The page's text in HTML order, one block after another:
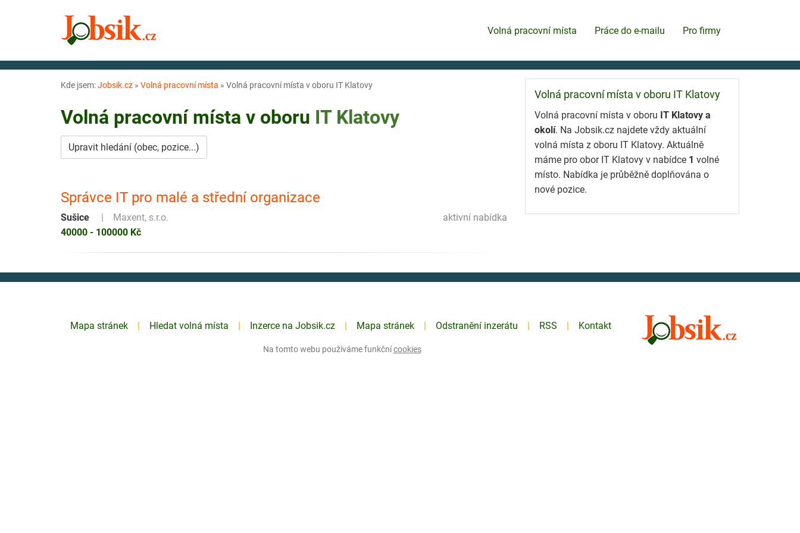
Volná pracovní místa Práce do e-mailu Pro firmy
Kde jsem:Jobsik.cz » Volná pracovní místa » Volná pracovní místa v oboru IT Klatovy
Volná pracovní místa v oboru IT Klatovy
Upravit hledání (obec, pozice...)
Správce IT pro malé a střední organizace
aktivní nabídka
Sušice
Maxent, s.r.o.
40000 - 100000 Kč
Volná pracovní místa v oboru IT Klatovy
Volná pracovní místa v oboru IT Klatovy a
okolí. Na Jobsik.cz najdete vždy aktuální
volná místa z oboru IT Klatovy. Aktuálně
máme pro obor IT Klatovy v nabídce 1 volné
místo. Nabídka je průběžně doplňována o
nové pozice.
Mapa stránek Hledat volná místa Inzerce na Jobsik.cz Mapa stránek Odstranění inzerátu RSS Kontakt
Na tomto webu používáme funkčnícookies